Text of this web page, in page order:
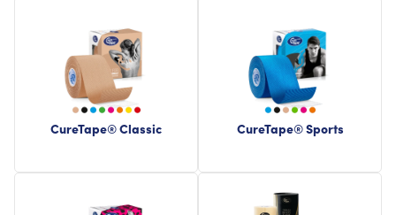
CureTape® Classic CureTape® Sports